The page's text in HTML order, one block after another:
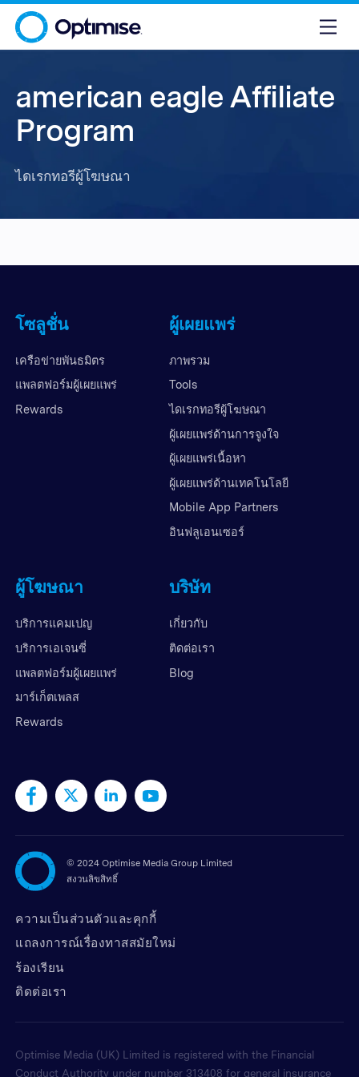
american eagle Affiliate
Program
ไดเรกทอรีผู้โฆษณา
โซลูชั่น
เครือข่ายพันธมิตร
แพลตฟอร์มผู้เผยแพร่
Rewards
ผู้เผยแพร่
ภาพรวม
Tools
ไดเรกทอรีผู้โฆษณา
ผู้เผยแพร่ด้านการจูงใจ
ผู้เผยแพร่เนื้อหา
ผู้เผยแพร่ด้านเทคโนโลยี
Mobile App Partners
อินฟลูเอนเซอร์
ผู้โฆษณา
บริการแคมเปญ
บริการเอเจนซี่
แพลตฟอร์มผู้เผยแพร่
มาร์เก็ตเพลส
Rewards
บริษัท
เกี่ยวกับ
ติดต่อเรา
Blog
© 2024 Optimise Media Group Limited
สงวนลิขสิทธิ์
ความเป็นส่วนตัวและคุกกี้
แถลงการณ์เรื่องทาสสมัยใหม่
ร้องเรียน
ติดต่อเรา
Optimise Media (UK) Limited is registered with the Financial
Conduct Authority under number 313408 for general insurance